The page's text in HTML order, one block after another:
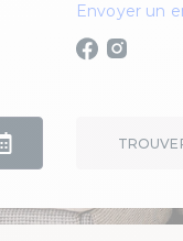
Envoyer un